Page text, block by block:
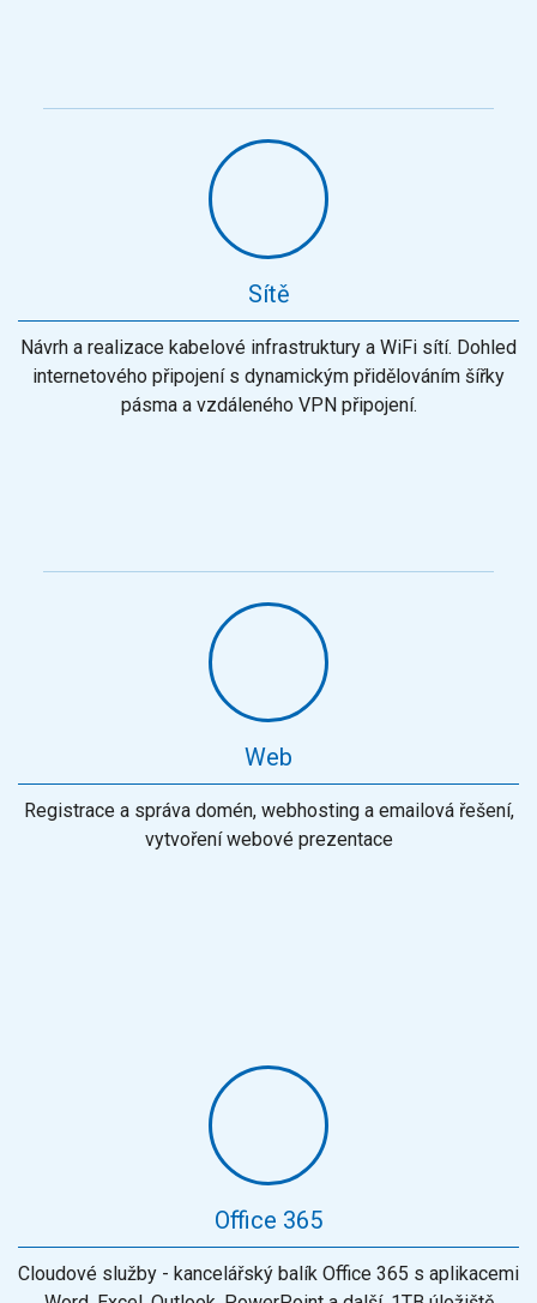
Sítě
Návrh a realizace kabelové infrastruktury a WiFi sítí. Dohled
internetového připojení s dynamickým přidělováním šířky
pásma a vzdáleného VPN připojení.
Web
Registrace a správa domén, webhosting a emailová řešení,
vytvoření webové prezentace
Office 365
Cloudové služby - kancelářský balík Office 365 s aplikacemi